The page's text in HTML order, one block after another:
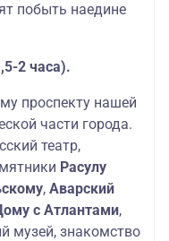
побыть наедине
2 часа).
проспекту нашей
части города.
театр,
Расулу
, Аварский
с Атлантами,
музей, знакомство